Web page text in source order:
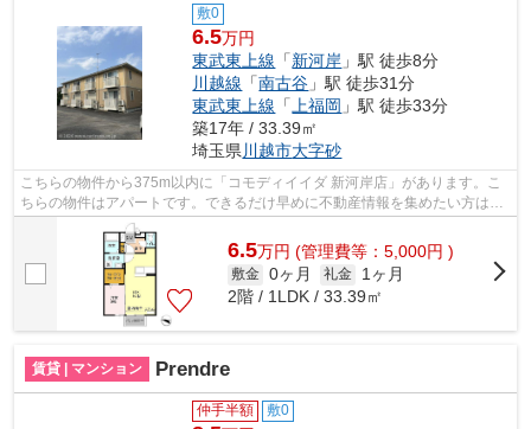
敷0
6.5万円
東武東上線 「新河岸 」駅 徒歩8分
川越線 「南古谷 」駅 徒歩31分
東武東上線 「 上福岡 」駅 徒歩33分
築17年 / 33.39㎡
埼玉県 川越市大字砂
こちらの物件から375m以内に「コモディイイダ 新河岸店」があります。こ
ちらの物件はアパートです。できるだけ早めに不動産情報を集めたい方は当
社スタッフまでご連絡ください。地域の...
6.5万円 (管理費等：5,000円 )
敷金 0ヶ月 礼金
1ヶ月
2階 / 1LDK / 33.39㎡
賃貸 | マンション Prendre
仲手半額 敷0